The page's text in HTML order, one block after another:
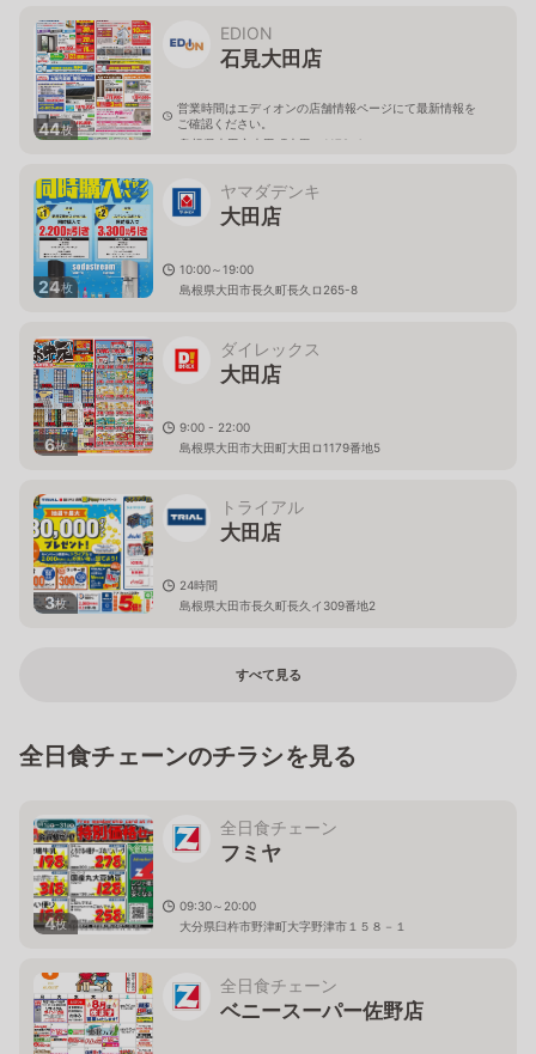
44枚
EDION
石見大田店
営業時間はエディオンの店舗情報ページにて最新情報を
ご確認ください。
島根県大田市大田町大田ロ1179-4
24枚
ヤマダデンキ
大田店
10:00～19:00
島根県大田市長久町長久ロ265-8
6枚
ダイレックス
大田店
9:00 - 22:00
島根県大田市大田町大田ロ1179番地5
3枚
トライアル
大田店
24時間
島根県大田市長久町長久イ309番地2
すべて見る
全日食チェーンのチラシを見る
4枚
全日食チェーン
フミヤ
09:30～20:00
大分県臼杵市野津町大字野津市１５８－１
全日食チェーン
ベニースーパー佐野店